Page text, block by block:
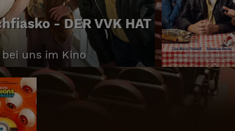
- DER VVK HAT
bei uns im Kino